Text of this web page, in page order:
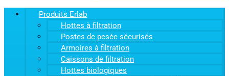
Produits Erlab
Hottes à filtration
Postes de pesée sécurisés
Armoires à filtration
Caissons de filtration
Hottes biologiques